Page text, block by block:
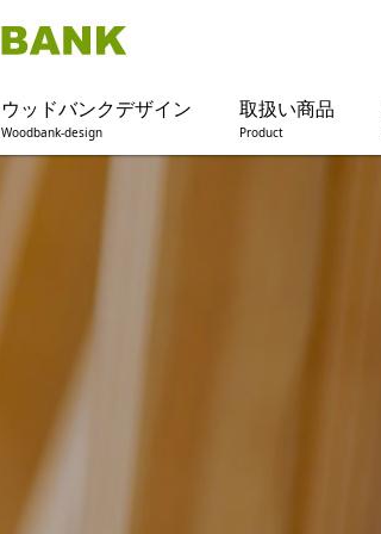
ウッドバンクデザイン
Woodbank-design
取扱い商品
Product